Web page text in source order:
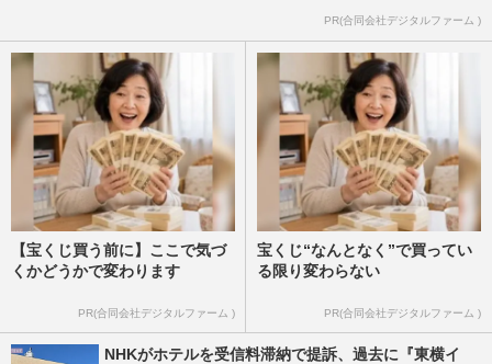
PR(合同会社デジタルファーム )
【宝くじ買う前に】ここで気づ
くかどうかで変わります
PR(合同会社デジタルファーム )
宝くじ“なんとなく”で買ってい
る限り変わらない
PR(合同会社デジタルファーム )
NHKがホテルを受信料滞納で提訴、過去に『東横イ